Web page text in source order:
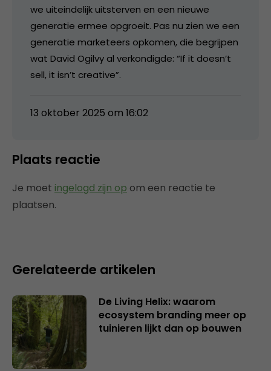
we uiteindelijk uitsterven en een nieuwe
generatie ermee opgroeit. Pas nu zien we een
generatie marketeers opkomen, die begrijpen
wat David Ogilvy al verkondigde: “If it doesn’t
sell, it isn’t creative”.
13 oktober 2025 om 16:02
Plaats reactie
Je moet ingelogd zijn op om een reactie te
plaatsen.
Gerelateerde artikelen
De Living Helix: waarom
ecosystem branding meer op
tuinieren lijkt dan op bouwen